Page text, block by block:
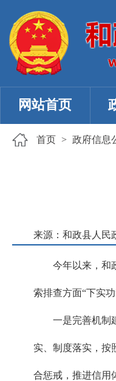
网站首页
首页 > 政府信息
来源：和政县人民
今年以来，和
索排查方面“下实
一是完善机制
实、制度落实，按
合惩戒，推进信用